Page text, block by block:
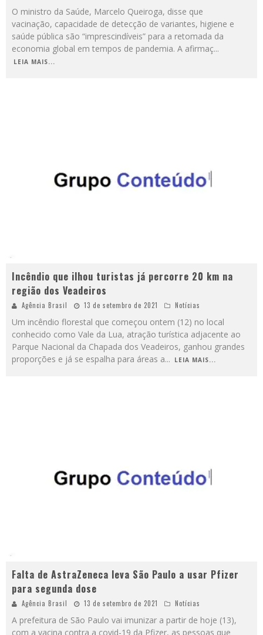
O ministro da Saúde, Marcelo Queiroga, disse que
vacinação, capacidade de detecção de variantes, higiene e
saúde pública são “imprescindíveis” para a retomada da
economia global em tempos de pandemia. A afirmaç...
LEIA MAIS...
Incêndio que ilhou turistas já percorre 20 km na
região dos Veadeiros
Agência Brasil 13 de setembro de 2021 Notícias
Um incêndio florestal que começou ontem (12) no local
conhecido como Vale da Lua, atração turística adjacente ao
Parque Nacional da Chapada dos Veadeiros, ganhou grandes
proporções e já se espalha para áreas a... LEIA MAIS...
Falta de AstraZeneca leva São Paulo a usar Pfizer
para segunda dose
Agência Brasil 13 de setembro de 2021 Notícias
A prefeitura de São Paulo vai imunizar a partir de hoje (13),
com a vacina contra a covid-19 da Pfizer, as pessoas que